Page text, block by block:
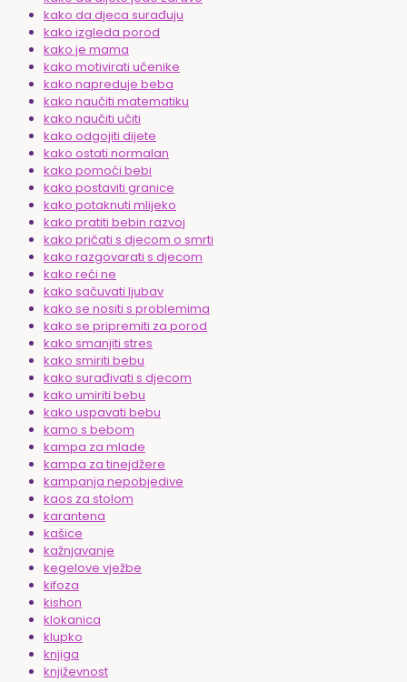
kako da djeca surađuju
kako izgleda porod
kako je mama
kako motivirati učenike
kako napreduje beba
kako naučiti matematiku
kako naučiti učiti
kako odgojiti dijete
kako ostati normalan
kako pomoći bebi
kako postaviti granice
kako potaknuti mlijeko
kako pratiti bebin razvoj
kako pričati s djecom o smrti
kako razgovarati s djecom
kako reći ne
kako sačuvati ljubav
kako se nositi s problemima
kako se pripremiti za porod
kako smanjiti stres
kako smiriti bebu
kako surađivati s djecom
kako umiriti bebu
kako uspavati bebu
kamo s bebom
kampa za mlade
kampa za tinejdžere
kampanja nepobjedive
kaos za stolom
karantena
kašice
kažnjavanje
kegelove vježbe
kifoza
kishon
klokanica
klupko
knjiga
književnost